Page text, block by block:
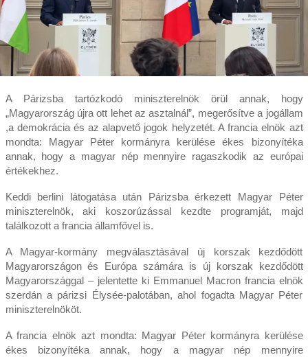
A Párizsba tartózkodó miniszterelnök örül annak, hogy
„Magyarország újra ott lehet az asztalnál”, megerősítve a jogállam
,a demokrácia és az alapvető jogok helyzetét. A francia elnök azt
mondta: Magyar Péter kormányra kerülése ékes bizonyítéka
annak, hogy a magyar nép mennyire ragaszkodik az európai
értékekhez.
Keddi berlini látogatása után Párizsba érkezett Magyar Péter
miniszterelnök, aki koszorúzással kezdte programját, majd
találkozott a francia államfővel is.
A Magyar-kormány megválasztásával új korszak kezdődött
Magyarországon és Európa számára is új korszak kezdődött
Magyarországgal – jelentette ki Emmanuel Macron francia elnök
szerdán a párizsi Élysée-palotában, ahol fogadta Magyar Péter
miniszterelnököt.
A francia elnök azt mondta: Magyar Péter kormányra kerülése
ékes bizonyítéka annak, hogy a magyar nép mennyire